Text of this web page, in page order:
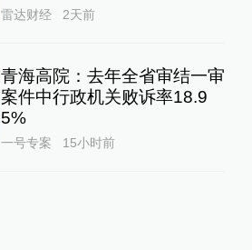
雷达财经 2天前
青海高院：去年全省审结一审
案件中行政机关败诉率18.9
5%
一号专案 15小时前